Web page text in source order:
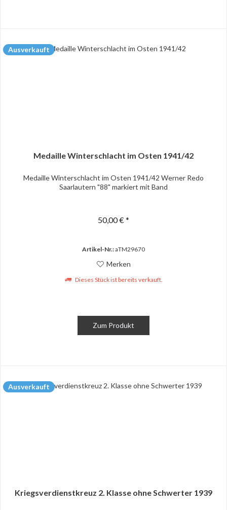
Ausverkauft
Medaille Winterschlacht im Osten 1941/42
Medaille Winterschlacht im Osten 1941/42 Werner Redo
Saarlautern "88" markiert mit Band
50,00 € *
Artikel-Nr.:aTM29670
Merken
Dieses Stück ist bereits verkauft.
Zum Produkt
Ausverkauft
Kriegsverdienstkreuz 2. Klasse ohne Schwerter 1939